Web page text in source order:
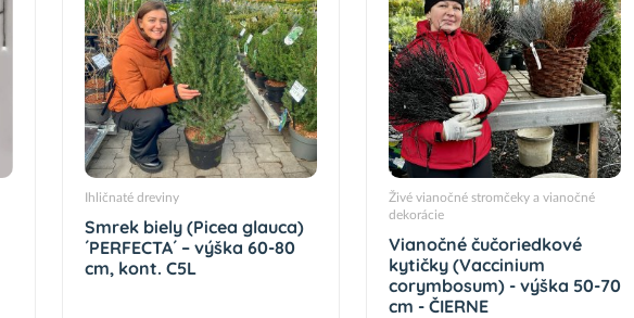
Ihličnaté dreviny
Smrek biely (Picea glauca)
´PERFECTA´ – výška 60-80
cm, kont. C5L
Živé vianočné stromčeky a vianočné
dekorácie
Vianočné čučoriedkové
kytičky (Vaccinium
corymbosum) - výška 50-70
cm - ČIERNE